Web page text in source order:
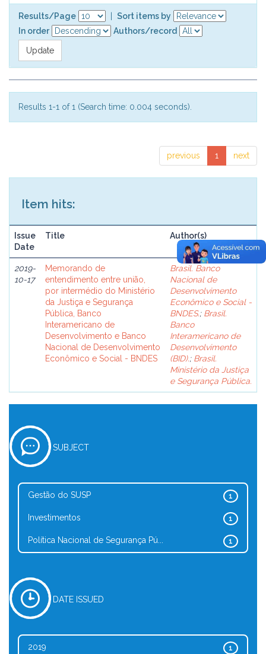
Results/Page
Sort items by
In order
Authors/record
Results 1-1 of 1 (Search time: 0.004 seconds).
previous 1 next
Item hits:
Issue
Date
Title Author(s)
2019-
10-17
Memorando de
entendimento entre união,
por intermédio do Ministério
da Justiça e Segurança
Pública, Banco
Interamericano de
Desenvolvimento e Banco
Nacional de Desenvolvimento
Econômico e Social - BNDES
Brasil. Banco
Nacional de
Desenvolvimento
Econômico e Social -
BNDES.; Brasil.
Banco
Interamericano de
Desenvolvimento
(BID).; Brasil.
Ministério da Justiça
e Segurança Pública.
SUBJECT
1
Gestão do SUSP
1
Investimentos
1
Política Nacional de Segurança Pú...
DATE ISSUED
1
2019